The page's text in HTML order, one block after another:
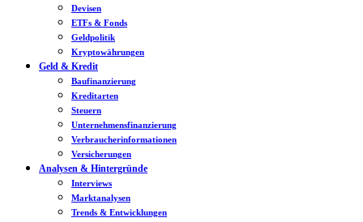
Devisen
ETFs & Fonds
Geldpolitik
Kryptowährungen
Geld & Kredit
Baufinanzierung
Kreditarten
Steuern
Unternehmensfinanzierung
Verbraucherinformationen
Versicherungen
Analysen & Hintergründe
Interviews
Marktanalysen
Trends & Entwicklungen